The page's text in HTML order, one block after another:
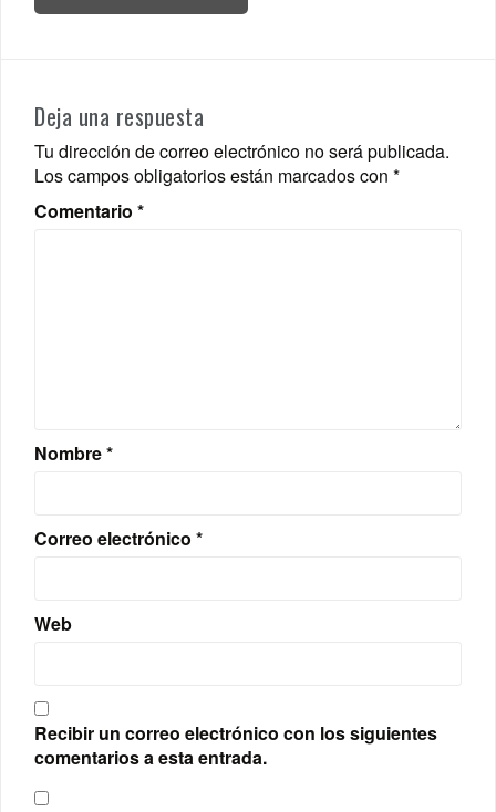
Deja una respuesta
Tu dirección de correo electrónico no será publicada.
Los campos obligatorios están marcados con *
Comentario *
Nombre*
Correo electrónico *
Web
Recibir un correo electrónico con los siguientes
comentarios a esta entrada.